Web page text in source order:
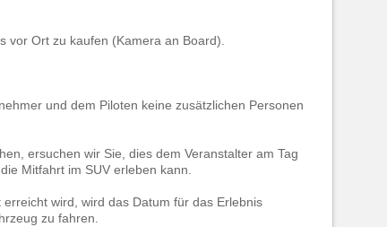
vor Ort zu kaufen (Kamera an Board).
und dem Piloten keine zusätzlichen Personen
ersuchen wir Sie, dies dem Veranstalter am Tag
Mitfahrt im SUV erleben kann.
wird, wird das Datum für das Erlebnis
zu fahren.